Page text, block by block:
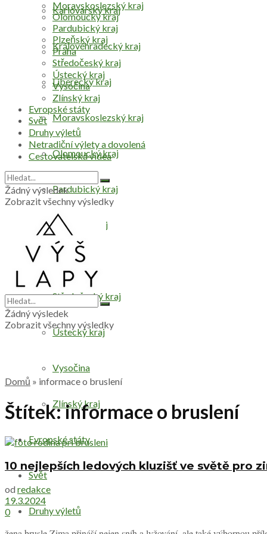
Karlovarský kraj
Královéhradecký kraj
Liberecký kraj
Moravskoslezský kraj
Olomoucký kraj
Pardubický kraj
Plzeňský kraj
Praha
Středočeský kraj
Ústecký kraj
Vysočina
Zlínský kraj
Evropské státy
Svět
Druhy výletů
Moravskoslezský kraj
Olomoucký kraj
Pardubický kraj
Plzeňský kraj
Praha
Středočeský kraj
Ústecký kraj
Vysočina
Zlínský kraj
Evropské státy
Svět
Druhy výletů
Netradiční výlety a dovolená
Cestovatelská videa
Žádný výsledek
Zobrazit všechny výsledky
Žádný výsledek
Zobrazit všechny výsledky
Domů » informace o bruslení
Štítek:informace o bruslení
10 nejlepších ledových kluzišť ve světě pro
od redakce
19.3.2024
0